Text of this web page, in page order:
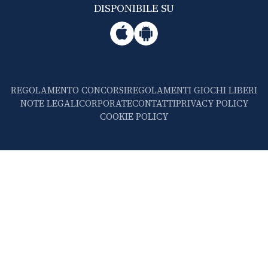
DISPONIBILE SU
REGOLAMENTO CONCORSIREGOLAMENTI GIOCHI LIBERI
NOTE LEGALICORPORATECONTATTIPRIVACY POLICY
COOKIE POLICY